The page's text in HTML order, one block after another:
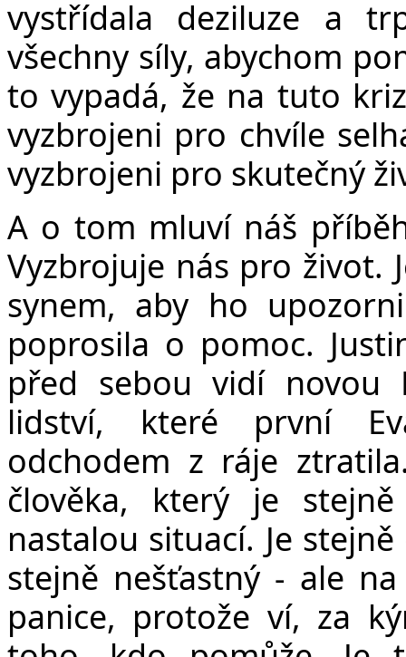
vystřídala deziluze a
všechny síly, abychom
to vypadá, že na tuto
vyzbrojeni pro chvíle
vyzbrojeni pro skutečný
A o tom mluví náš
Vyzbrojuje nás pro život.
synem, aby ho
poprosila o pomoc.
před sebou vidí novou
lidství, které první
odchodem z ráje
člověka, který je
nastalou situací. Je
stejně nešťastný - ale
panice, protože ví, za